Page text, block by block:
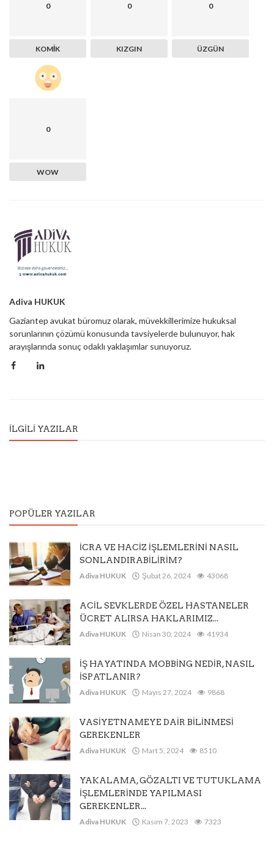
0
KOMIK
0
KIZGIN
0
ÜZGÜN
0
WOW
Adiva HUKUK
Gaziantep avukat büromuz olarak, müvekkillerimize hukuksal
sorunlarının çözümü konusunda tavsiyelerde bulunuyor, hak
arayışlarında sonuç odaklı yaklaşımlar sunuyoruz.
İLGILI YAZILAR
POPÜLER YAZILAR
İCRA VE HACİZ İŞLEMLERİNİ NASIL
SONLANDIRABİLİRİM?
Adiva HUKUK Şubat 26, 2024 43068
ACİL SEVKLERDE ÖZEL HASTANELER
ÜCRET ALIRSA HAKLARIMIZ...
Adiva HUKUK Nisan 30, 2024 41934
İŞ HAYATINDA MOBBİNG NEDİR, NASIL
İSPATLANIR?
Adiva HUKUK Mayıs 27, 2024 9868
VASİYETNAMEYE DAİR BİLİNMESİ
GEREKENLER
Adiva HUKUK Mart 5, 2024 8510
YAKALAMA, GÖZALTI VE TUTUKLAMA
İŞLEMLERİNDE YAPILMASI
GEREKENLER...
Adiva HUKUK Kasım 7, 2023 7323